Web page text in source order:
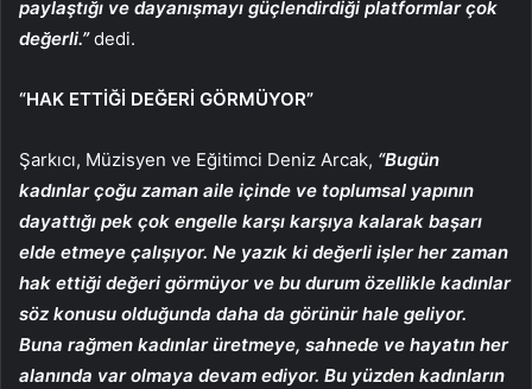
paylaştığı ve dayanışmayı güçlendirdiği platformlar çok
değerli.”dedi.
“HAK ETTİĞİ DEĞERİ GÖRMÜYOR”
Şarkıcı, Müzisyen ve Eğitimci Deniz Arcak, “Bugün
kadınlar çoğu zaman aile içinde ve toplumsal yapının
dayattığı pek çok engelle karşı karşıya kalarak başarı
elde etmeye çalışıyor. Ne yazık ki değerli işler her zaman
hak ettiği değeri görmüyor ve bu durum özellikle kadınlar
söz konusu olduğunda daha da görünür hale geliyor.
Buna rağmen kadınlar üretmeye, sahnede ve hayatın her
alanında var olmaya devam ediyor. Bu yüzden kadınların